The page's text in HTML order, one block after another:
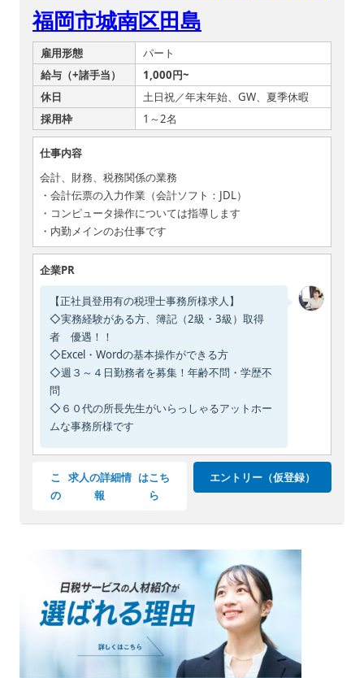
福岡市城南区田島
雇用形態
パート
給与（+諸手当）
1,000円~
休日
土日祝／年末年始、GW、夏季休暇
採用枠
1～2名
仕事内容
会計、財務、税務関係の業務
・会計伝票の入力作業（会計ソフト：JDL）
・コンピュータ操作については指導します
・内勤メインのお仕事です
企業PR
【正社員登用有の税理士事務所様求人】
◇実務経験がある方、簿記（2級・3級）取得
者 優遇！！
◇Excel・Wordの基本操作ができる方
◇週３～４日勤務者を募集！年齢不問・学歴不
問
◇６０代の所長先生がいらっしゃるアットホー
ムな事務所様です
こ
の
求人の詳細情
報
はこち
ら
エントリー（仮登録）